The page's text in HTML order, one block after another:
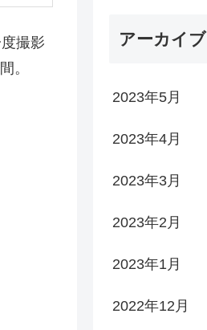
撮影
。
アーカイブ
2023年5月
2023年4月
2023年3月
2023年2月
2023年1月
2022年12月